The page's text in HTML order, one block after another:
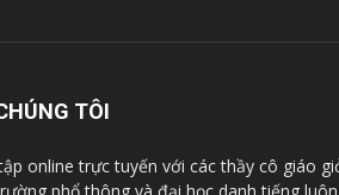
TÔI
online trực tuyến với các thầy cô giáo